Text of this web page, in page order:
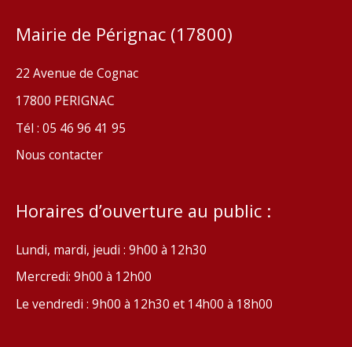
Mairie de Pérignac (17800)
22 Avenue de Cognac
17800 PERIGNAC
Tél : 05 46 96 41 95
Nous contacter
Horaires d’ouverture au public :
Lundi, mardi, jeudi : 9h00 à 12h30
Mercredi: 9h00 à 12h00
Le vendredi : 9h00 à 12h30 et 14h00 à 18h00